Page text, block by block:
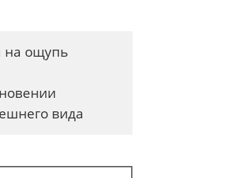
на ощупь
вида